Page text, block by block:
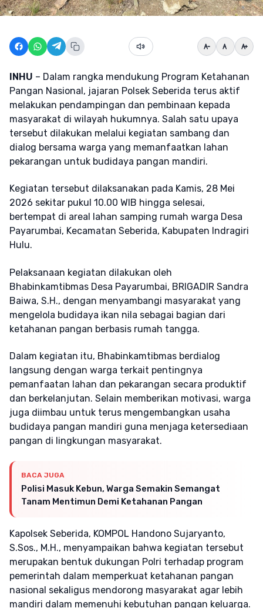
INHU – Dalam rangka mendukung Program Ketahanan
Pangan Nasional, jajaran Polsek Seberida terus aktif
melakukan pendampingan dan pembinaan kepada
masyarakat di wilayah hukumnya. Salah satu upaya
tersebut dilakukan melalui kegiatan sambang dan
dialog bersama warga yang memanfaatkan lahan
pekarangan untuk budidaya pangan mandiri.
Kegiatan tersebut dilaksanakan pada Kamis, 28 Mei
2026 sekitar pukul 10.00 WIB hingga selesai,
bertempat di areal lahan samping rumah warga Desa
Payarumbai, Kecamatan Seberida, Kabupaten Indragiri
Hulu.
Pelaksanaan kegiatan dilakukan oleh
Bhabinkamtibmas Desa Payarumbai, BRIGADIR Sandra
Baiwa, S.H., dengan menyambangi masyarakat yang
mengelola budidaya ikan nila sebagai bagian dari
ketahanan pangan berbasis rumah tangga.
Dalam kegiatan itu, Bhabinkamtibmas berdialog
langsung dengan warga terkait pentingnya
pemanfaatan lahan dan pekarangan secara produktif
dan berkelanjutan. Selain memberikan motivasi, warga
juga diimbau untuk terus mengembangkan usaha
budidaya pangan mandiri guna menjaga ketersediaan
pangan di lingkungan masyarakat.
BACA JUGA
Polisi Masuk Kebun, Warga Semakin Semangat
Tanam Mentimun Demi Ketahanan Pangan
Kapolsek Seberida, KOMPOL Handono Sujaryanto,
S.Sos., M.H., menyampaikan bahwa kegiatan tersebut
merupakan bentuk dukungan Polri terhadap program
pemerintah dalam memperkuat ketahanan pangan
nasional sekaligus mendorong masyarakat agar lebih
mandiri dalam memenuhi kebutuhan pangan keluarga.